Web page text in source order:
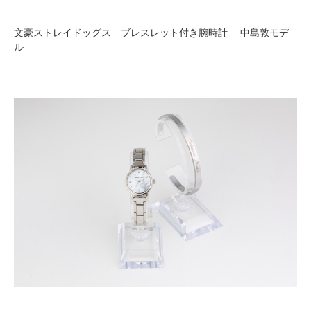
文豪ストレイドッグス ブレスレット付き腕時計 中島敦モデ
ル